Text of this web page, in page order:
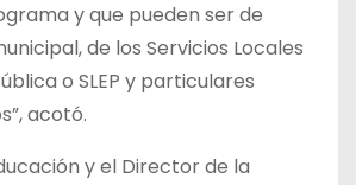
y que pueden ser de
de los Servicios Locales
o SLEP y particulares
acotó.
y el Director de la